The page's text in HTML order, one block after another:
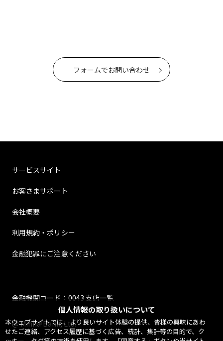
個人情報の取り扱いについて
本ウェブサイトでは、より良いサイト体験の提供、皆様の興味にあわ
せたご連絡、アクセス履歴に基づく広告、統計、集計等の目的で、ク
フォームでお問い合わせ
サービスサイト
お客さまサポート
会社概要
利用規約・ポリシー
金融犯罪にご注意ください
金融機関コード：0043 支店一覧
@ Minna Bank, Ltd.